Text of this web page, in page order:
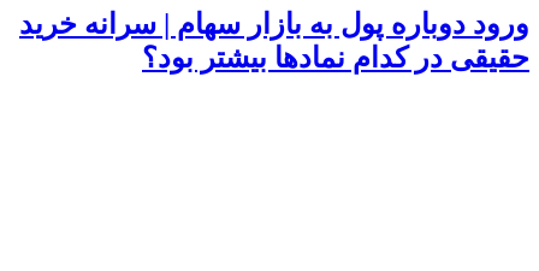
ورود دوباره پول به بازار سهام | سرانه خرید
حقیقی در کدام نماد‌ها بیشتر بود؟